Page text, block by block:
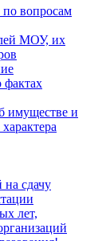
вопросам
МОУ, их
фактах
имуществе и
на сдачу
лет,